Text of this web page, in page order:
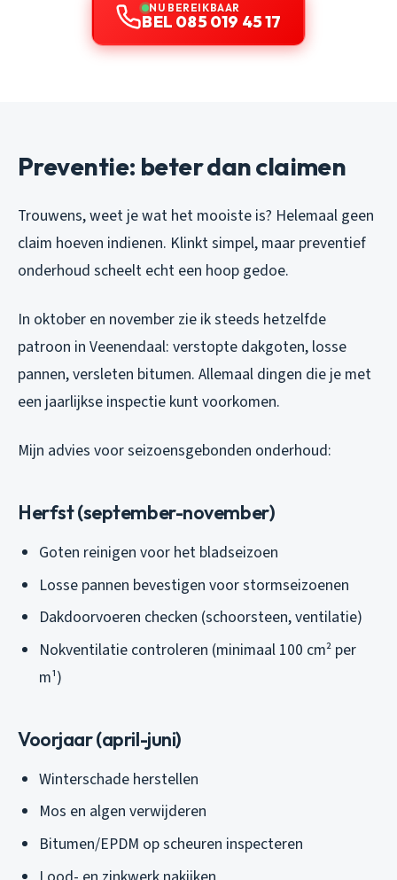
NU BEREIKBAAR
BEL 085 019 45 17
Preventie: beter dan claimen
Trouwens, weet je wat het mooiste is? Helemaal geen
claim hoeven indienen. Klinkt simpel, maar preventief
onderhoud scheelt echt een hoop gedoe.
In oktober en november zie ik steeds hetzelfde
patroon in Veenendaal: verstopte dakgoten, losse
pannen, versleten bitumen. Allemaal dingen die je met
een jaarlijkse inspectie kunt voorkomen.
Mijn advies voor seizoensgebonden onderhoud:
Herfst (september-november)
Goten reinigen voor het bladseizoen
Losse pannen bevestigen voor stormseizoenen
Dakdoorvoeren checken (schoorsteen, ventilatie)
Nokventilatie controleren (minimaal 100 cm² per
m¹)
Voorjaar (april-juni)
Winterschade herstellen
Mos en algen verwijderen
Bitumen/EPDM op scheuren inspecteren